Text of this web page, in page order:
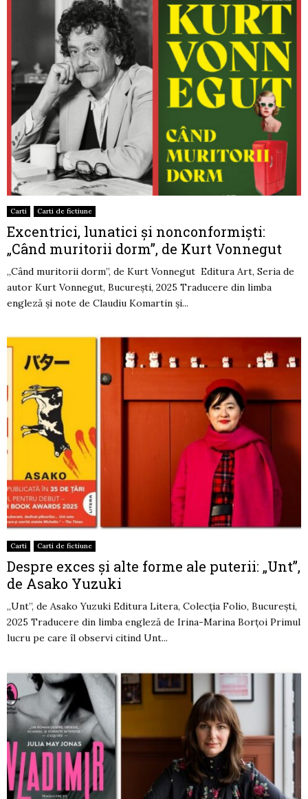
Carti Carti de fictiune
Excentrici, lunatici și nonconformiști:
„Când muritorii dorm”, de Kurt Vonnegut
„Când muritorii dorm”, de Kurt Vonnegut Editura Art, Seria de
autor Kurt Vonnegut, București, 2025 Traducere din limba
engleză și note de Claudiu Komartin și...
Carti Carti de fictiune
Despre exces și alte forme ale puterii: „Unt”,
de Asako Yuzuki
„Unt”, de Asako Yuzuki Editura Litera, Colecția Folio, București,
2025 Traducere din limba engleză de Irina-Marina Borțoi Primul
lucru pe care îl observi citind Unt...